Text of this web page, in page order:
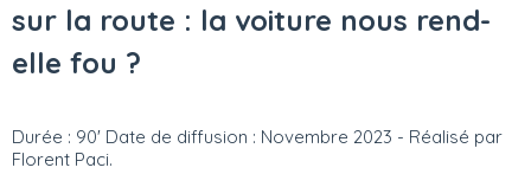
sur la route : la voiture nous rend-
elle fou ?
Durée : 90' Date de diffusion : Novembre 2023 - Réalisé par
Florent Paci.